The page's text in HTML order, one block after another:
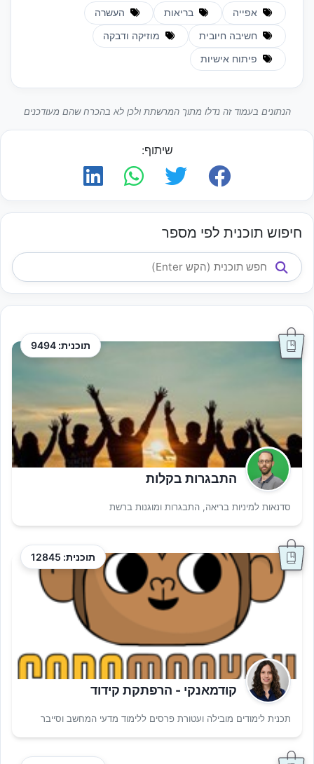
אפייה בריאות העשרה
חשיבה חיובית מוזיקה ודבקה
פיתוח אישיות
הנתונים בעמוד זה נדלו מתוך המרשתת ולכן לא בהכרח שהם מעודכנים
שיתוף:
חיפוש תוכנית לפי מספר
תוכנית: 9494
התבגרות בקלות
סדנאות למיניות בריאה, התבגרות ומוגנות ברשת
תוכנית: 12845
קודמאנקי - הרפתקת קידוד
תכנית לימודים מובילה ועטורת פרסים ללימוד מדעי המחשב וסייבר